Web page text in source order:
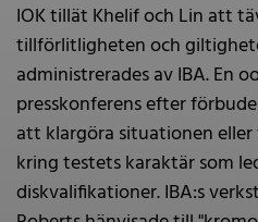
IOK tillät Khelif och Lin att
tillförlitligheten och
administrerades av IBA. En
presskonferens efter
att klargöra situationen
kring testets karaktär som
diskvalifikationer. IBA:s